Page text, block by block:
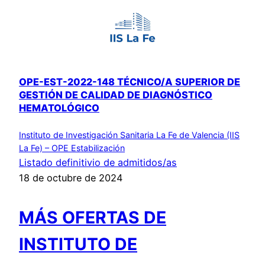
OPE-EST-2022-148 TÉCNICO/A SUPERIOR DE
GESTIÓN DE CALIDAD DE DIAGNÓSTICO
HEMATOLÓGICO
Instituto de Investigación Sanitaria La Fe de Valencia (IIS
La Fe) – OPE Estabilización
Listado definitivio de admitidos/as
18 de octubre de 2024
MÁS OFERTAS DE
INSTITUTO DE